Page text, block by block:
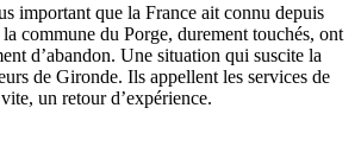
important que la France ait connu depuis
commune du Porge, durement touchés, ont
d’abandon. Une situation qui suscite la
de Gironde. Ils appellent les services de
un retour d’expérience.